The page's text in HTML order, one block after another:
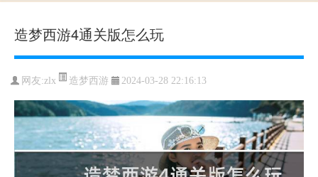
造梦西游4通关版怎么玩
网友:zlx 造梦西游 2024-03-28 22:16:13